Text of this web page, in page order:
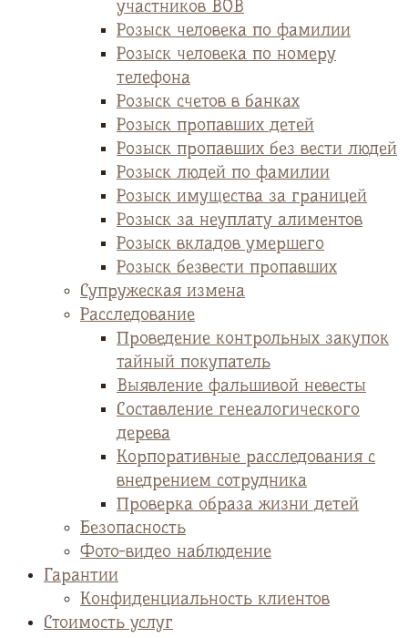
участников ВОВ
Розыск человека по фамилии
Розыск человека по номеру
телефона
Розыск счетов в банках
Розыск пропавших детей
Розыск пропавших без вести людей
Розыск людей по фамилии
Розыск имущества за границей
Розыск за неуплату алиментов
Розыск вкладов умершего
Розыск безвести пропавших
Супружеская измена
Расследование
Проведение контрольных закупок
тайный покупатель
Выявление фальшивой невесты
Cоставление генеалогического
дерева
Корпоративные расследования с
внедрением сотрудника
Проверка образа жизни детей
Безопасность
Фото-видео наблюдение
Гарантии
Конфиденциальность клиентов
Стоимость услуг